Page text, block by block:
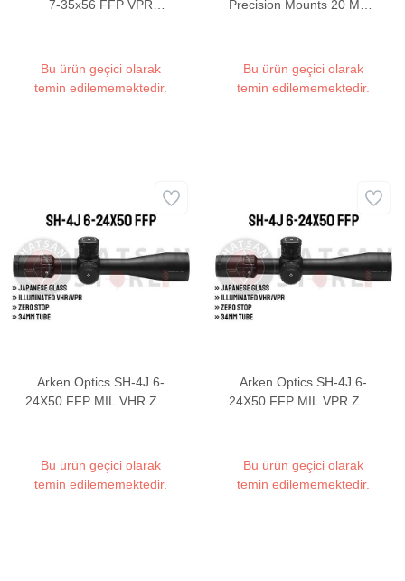
7-35x56 FFP VPR
Bu ürün geçici olarak
temin edilememektedir.
Precision Mounts 20 MOA
Bu ürün geçici olarak
temin edilememektedir.
Arken Optics SH-4J 6-
24X50 FFP MIL VHR Zero
Bu ürün geçici olarak
temin edilememektedir.
Arken Optics SH-4J 6-
24X50 FFP MIL VPR Zero
Bu ürün geçici olarak
temin edilememektedir.